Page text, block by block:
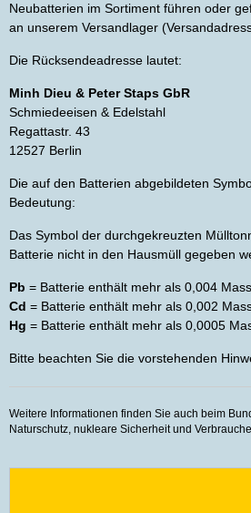
Neubatterien im Sortiment führen oder
an unserem Versandlager
Die Rücksendeadresse lautet:
Minh Dieu & Peter Staps GbR
Schmiedeeisen & Edelstahl
Regattastr. 43
12527 Berlin
Die auf den Batterien abgebildeten
Bedeutung:
Das Symbol der durchgekreuzten
Batterie nicht in den Hausmüll gegeben
Pb = Batterie enthält mehr als 0,004
Cd = Batterie enthält mehr als 0,002
Hg = Batterie enthält mehr als 0,0005
Bitte beachten Sie die vorstehenden
Weitere Informationen finden Sie auch beim
Naturschutz, nukleare Sicherheit und